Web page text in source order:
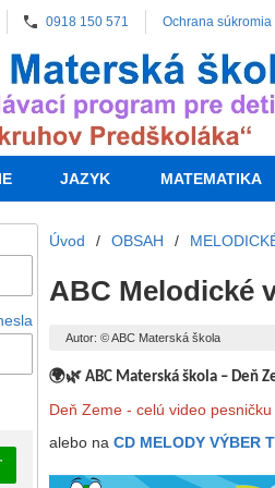
0918 150 571 Ochrana súkromia
JAZYK MATEMATIKA
Úvod / OBSAH /
ABC Melodické
Autor: © ABC Materská škola
🌍🌿 ABC Materská škola – Deň
Deň Zeme - celú video
alebo na CD MELODY VÝBER